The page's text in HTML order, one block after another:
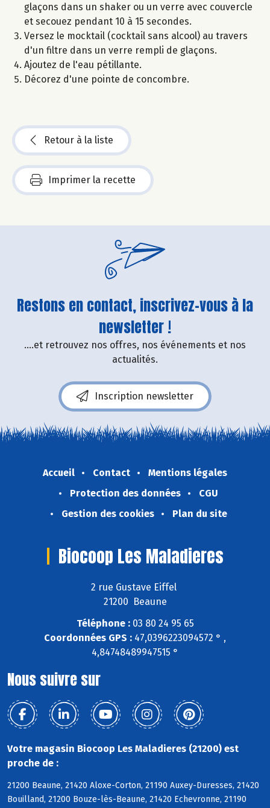
glaçons dans un shaker ou un verre avec couvercle
et secouez pendant 10 à 15 secondes.
Versez le mocktail (cocktail sans alcool) au travers
d'un filtre dans un verre rempli de glaçons.
Ajoutez de l'eau pétillante.
Décorez d'une pointe de concombre.
Retour à la liste
Imprimer la recette
Restons en contact, inscrivez-vous à la
newsletter !
....et retrouvez nos offres, nos événements et nos
actualités.
Inscription newsletter
Accueil Contact
Mentions légales
Protection des données
CGU
Gestion des cookies
Plan du site
Biocoop Les Maladieres
2 rue Gustave Eiffel
21200 Beaune
Téléphone :03 80 24 95 65
Coordonnées GPS : 47,0396223094572 ° ,
4,84748489947515 °
Nous suivre sur
Votre magasin Biocoop Les Maladieres (21200) est
proche de :
21200 Beaune, 21420 Aloxe-Corton, 21190 Auxey-Duresses, 21420
Bouilland, 21200 Bouze-lès-Beaune, 21420 Echevronne, 21190